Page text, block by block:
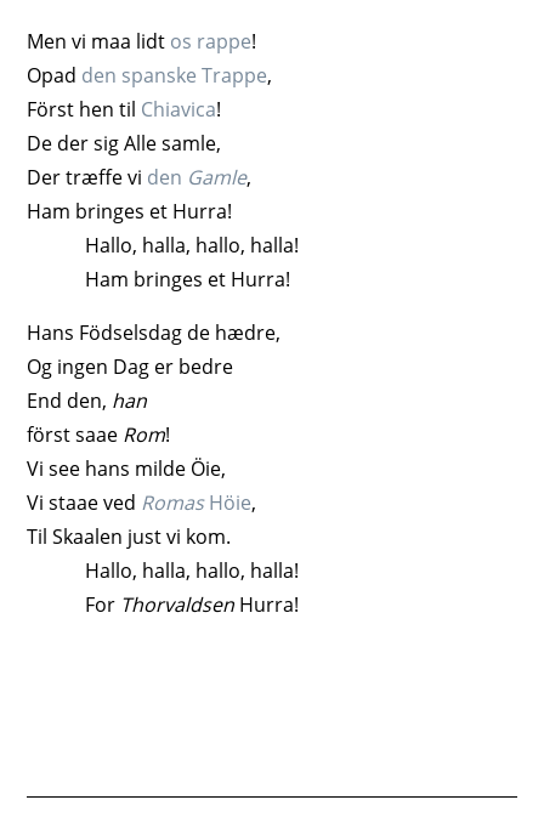
Men vi maa lidt os rappe!
Opad den spanske Trappe,
Först hen til Chiavica!
De der sig Alle samle,
Der træffe vi den Gamle,
Ham bringes et Hurra!
Hallo, halla, hallo, halla!
Ham bringes et Hurra!
Hans Födselsdag de hædre,
Og ingen Dag er bedre
End den, han
först saae Rom!
Vi see hans milde Öie,
Vi staae ved RomasHöie,
Til Skaalen just vi kom.
Hallo, halla, hallo, halla!
For Thorvaldsen Hurra!